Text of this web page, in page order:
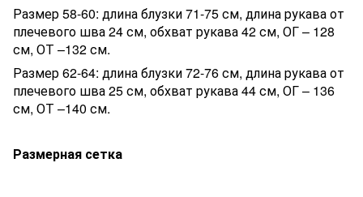
Размер 58-60: длина блузки 71-75 см, длина рукава от
плечевого шва 24 см, обхват рукава 42 см, ОГ – 128
см, ОТ –132 см.
Размер 62-64: длина блузки 72-76 см, длина рукава от
плечевого шва 25 см, обхват рукава 44 см, ОГ – 136
см, ОТ –140 см.
Размерная сетка